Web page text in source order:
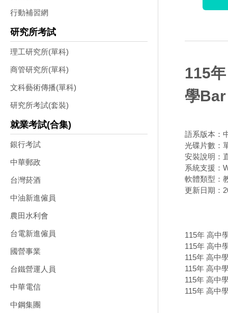
行動補習網
研究所考試
理工研究所(單科)
商管研究所(單科)
文科藝術傳播(單科)
研究所考試(套裝)
就業考試(合集)
銀行考試
中華郵政
台灣菸酒
中油新進僱員
農田水利會
台電新進僱員
國營事業
台鐵營運人員
中華電信
中鋼集團
115
學
語系版本：
光碟片數：
安裝說明：
系統支援：
軟體類型：
更新日期：
115年 高中
115年 高中
115年 高中
115年 高中
115年 高中
115年 高中